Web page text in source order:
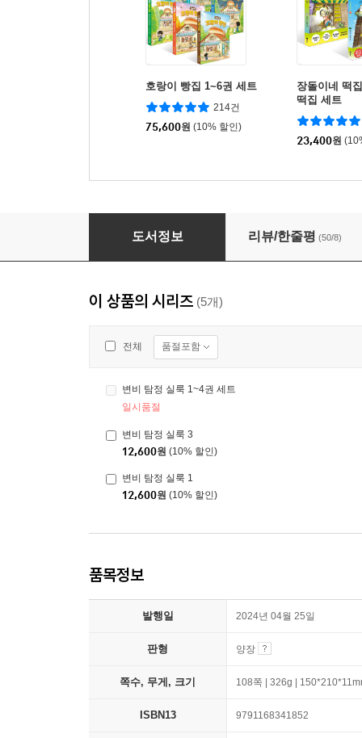
호랑이 빵집 1~6권 세트
214건
75,600원 (10% 할인)
장돌이네 떡
떡집 세트
23,400원
변비 탐정 실룩 3
도서정보 리뷰/한줄평 (50/8)
이 상품의 시리즈 (5개)
전체 품절포함
변비 탐정 실룩 1~4권 세트
일시품절
변비 탐정 실룩 3
12,600원 (10% 할인)
변비 탐정 실룩 1
12,600원 (10% 할인)
품목정보
발행일 2024년 04월 25일
판형 양장
쪽수, 무게, 크기 108쪽 | 326g |
ISBN13 9791168341852